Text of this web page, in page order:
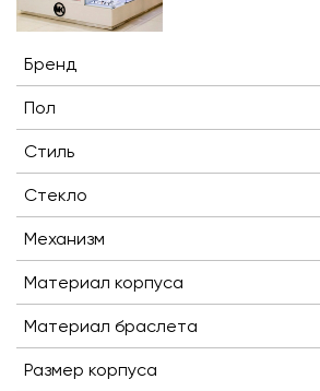
Бренд
Пол
Стиль
Стекло
Механизм
Материал корпуса
Материал браслета
Размер корпуса